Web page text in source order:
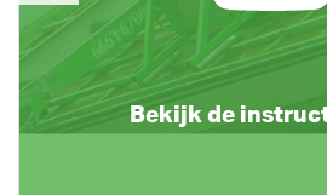
Bekijk de